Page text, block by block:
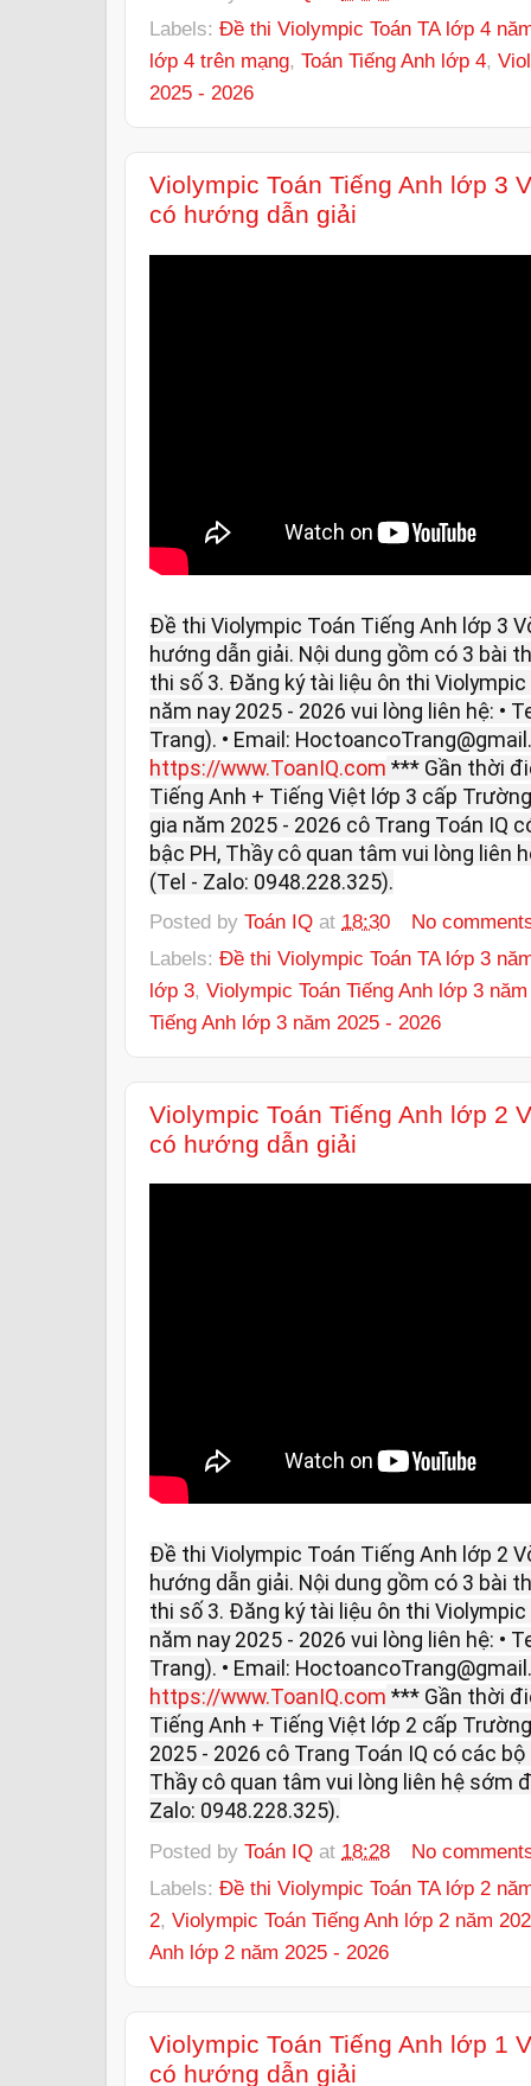
Labels: Đề thi Violympic Toán TA lớp 4
lớp 4 trên mạng, Toán Tiếng Anh lớp 4,
2025 - 2026
Violympic Toán Tiếng Anh lớp 3
có hướng dẫn giải
Đề thi Violympic Toán Tiếng Anh lớp 3
hướng dẫn giải. Nội dung gồm có 3 bài
thi số 3. Đăng ký tài liệu ôn thi
năm nay 2025 - 2026 vui lòng liên hệ: •
Trang). • Email:
https://www.ToanIQ.com *** Gần thời
Tiếng Anh + Tiếng Việt lớp 3 cấp
gia năm 2025 - 2026 cô Trang Toán IQ
bậc PH, Thầy cô quan tâm vui lòng liên
(Tel - Zalo: 0948.228.325).
Posted by Toán IQ at 18:30
No
Labels: Đề thi Violympic Toán TA lớp 3
lớp 3, Violympic Toán Tiếng Anh lớp 3
Tiếng Anh lớp 3 năm 2025 - 2026
Violympic Toán Tiếng Anh lớp 2
có hướng dẫn giải
Đề thi Violympic Toán Tiếng Anh lớp 2
hướng dẫn giải. Nội dung gồm có 3 bài
thi số 3. Đăng ký tài liệu ôn thi
năm nay 2025 - 2026 vui lòng liên hệ: •
Trang). • Email:
https://www.ToanIQ.com *** Gần thời
Tiếng Anh + Tiếng Việt lớp 2 cấp
2025 - 2026 cô Trang Toán IQ có các
Thầy cô quan tâm vui lòng liên hệ sớm
Zalo: 0948.228.325).
Posted by Toán IQ at 18:28
No
Labels: Đề thi Violympic Toán TA lớp 2
2, Violympic Toán Tiếng Anh lớp 2 năm
Anh lớp 2 năm 2025 - 2026
Violympic Toán Tiếng Anh lớp 1
có hướng dẫn giải